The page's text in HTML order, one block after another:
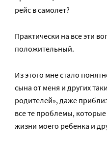
рейс в самолет?
Практически на все эти
положительный.
Из этого мне стало
сына от меня и других
родителей», даже
все те проблемы,
жизни моего ребенка и